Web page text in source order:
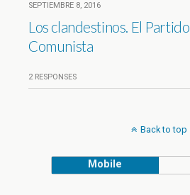
SEPTIEMBRE 8, 2016
Los clandestinos. El Partido
Comunista
2 RESPONSES
Back to top
Mobile